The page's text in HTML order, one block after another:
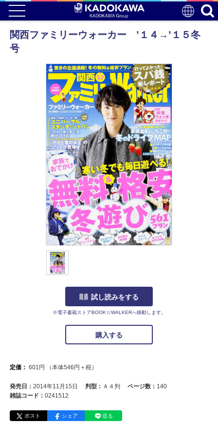
関西ファミリーウォーカー ’１４→’１５冬
号
試し読みをする
※電子書籍ストアBOOK☆WALKERへ移動します。
購入する
定価： 601 円 （本体546 円＋税）
発売日： 2014年11月15日 判型： Ａ４判 ページ数： 140
雑誌コード： 0241512
ポスト シェア 送る